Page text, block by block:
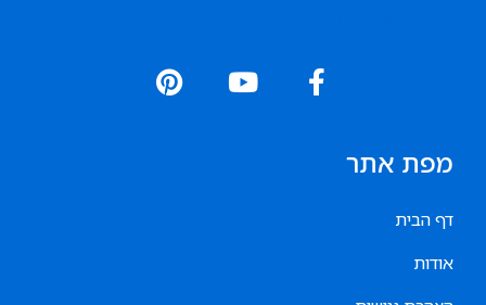
מפת אתר
דף הבית
אודות